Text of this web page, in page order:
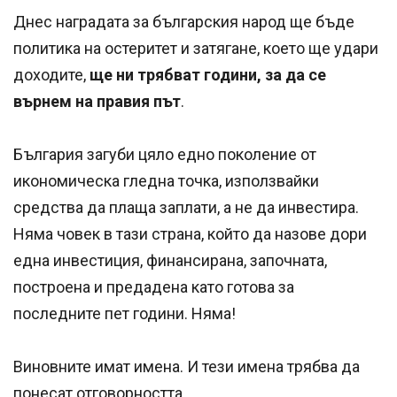
Днес наградата за българския народ ще бъде
политика на остеритет и затягане, което ще удари
доходите, ще ни трябват години, за да се
върнем на правия път.
България загуби цяло едно поколение от
икономическа гледна точка, използвайки
средства да плаща заплати, а не да инвестира.
Няма човек в тази страна, който да назове дори
една инвестиция, финансирана, започната,
построена и предадена като готова за
последните пет години. Няма!
Виновните имат имена. И тези имена трябва да